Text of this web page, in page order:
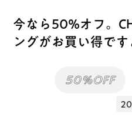
今なら50%オフ。
ングがお買い得です
50%OFF